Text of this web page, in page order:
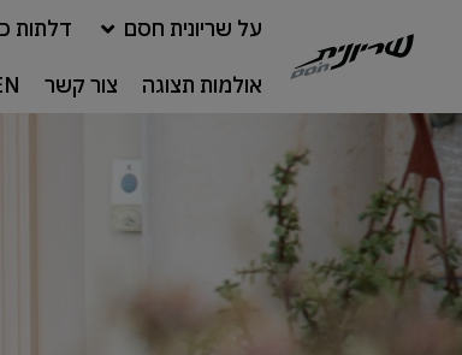
על שריונית חסם דלתות
אולמות תצוגה צור קשר